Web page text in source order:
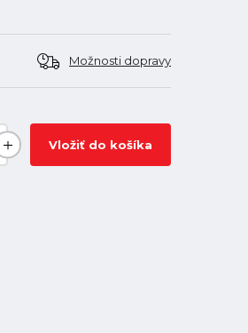
Možnosti dopravy
Vložiť do košíka